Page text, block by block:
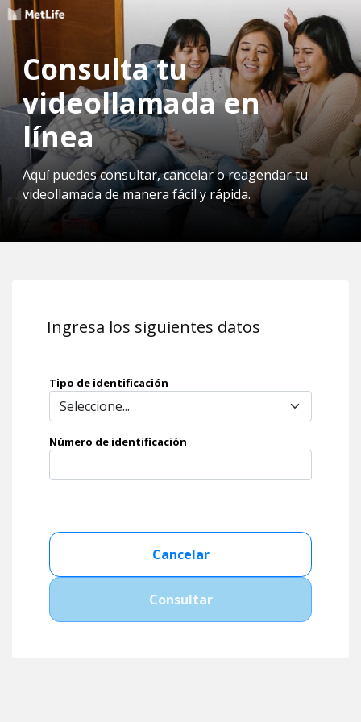
Consulta tu
videollamada en
línea
Aquí puedes consultar, cancelar o reagendar tu
videollamada de manera fácil y rápida.
Ingresa los siguientes datos
Tipo de identificación
Número de identificación
Cancelar
Consultar